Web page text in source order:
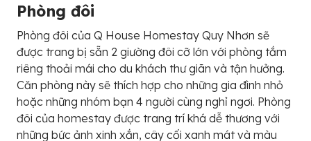
Phòng đôi
Phòng đôi của Q House Homestay Quy Nhơn sẽ
được trang bị sẵn 2 giường đôi cỡ lớn với phòng tắm
riêng thoải mái cho du khách thư giãn và tận hưởng.
Căn phòng này sẽ thích hợp cho những gia đình nhỏ
hoặc những nhóm bạn 4 người cùng nghỉ ngơi. Phòng
đôi của homestay được trang trí khá dễ thương với
những bức ảnh xinh xắn, cây cối xanh mát và màu